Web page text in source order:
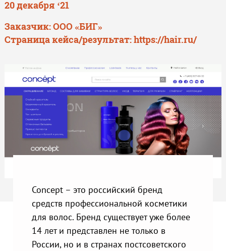
20 декабря ‘21
Заказчик: ООО «БИГ»
Страница кейса/результат:https://hair.ru/
Concept – это российский бренд
средств профессиональной косметики
для волос. Бренд существует уже более
14 лет и представлен не только в
России, но и в странах постсоветского